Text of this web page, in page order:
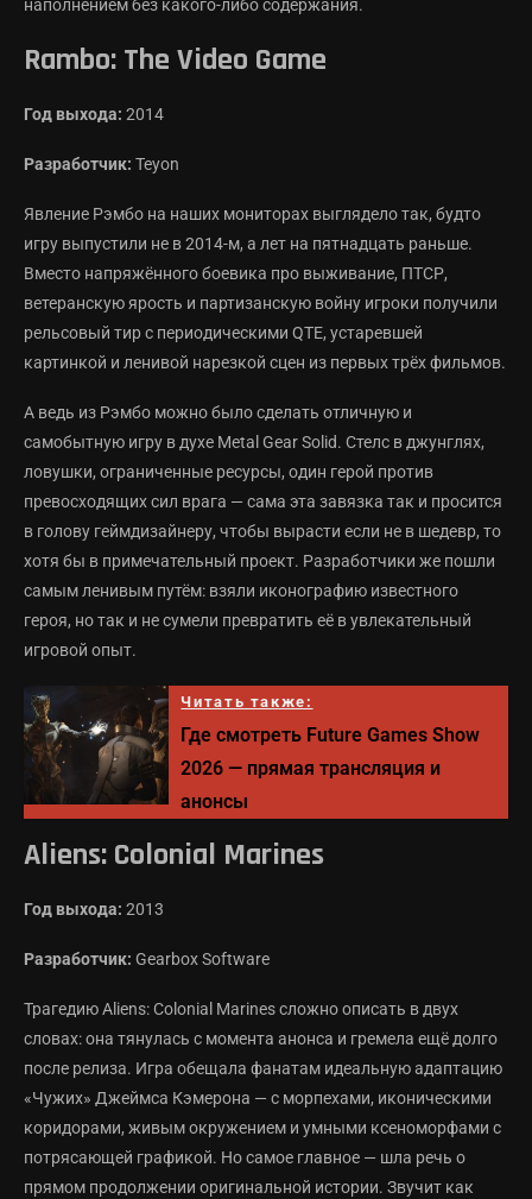
наполнением без какого-либо содержания.
Rambo: The Video Game
Год выхода: 2014
Разработчик: Teyon
Явление Рэмбо на наших мониторах выглядело так, будто
игру выпустили не в 2014-м, а лет на пятнадцать раньше.
Вместо напряжённого боевика про выживание, ПТСР,
ветеранскую ярость и партизанскую войну игроки получили
рельсовый тир с периодическими QTE, устаревшей
картинкой и ленивой нарезкой сцен из первых трёх фильмов.
А ведь из Рэмбо можно было сделать отличную и
самобытную игру в духе Metal Gear Solid. Стелс в джунглях,
ловушки, ограниченные ресурсы, один герой против
превосходящих сил врага — сама эта завязка так и просится
в голову геймдизайнеру, чтобы вырасти если не в шедевр, то
хотя бы в примечательный проект. Разработчики же пошли
самым ленивым путём: взяли иконографию известного
героя, но так и не сумели превратить её в увлекательный
игровой опыт.
Читать также:
Где смотреть Future Games Show
2026 — прямая трансляция и
анонсы
Aliens: Colonial Marines
Год выхода: 2013
Разработчик: Gearbox Software
Трагедию Aliens: Colonial Marines сложно описать в двух
словах: она тянулась с момента анонса и гремела ещё долго
после релиза. Игра обещала фанатам идеальную адаптацию
«Чужих» Джеймса Кэмерона — с морпехами, иконическими
коридорами, живым окружением и умными ксеноморфами с
потрясающей графикой. Но самое главное — шла речь о
прямом продолжении оригинальной истории. Звучит как